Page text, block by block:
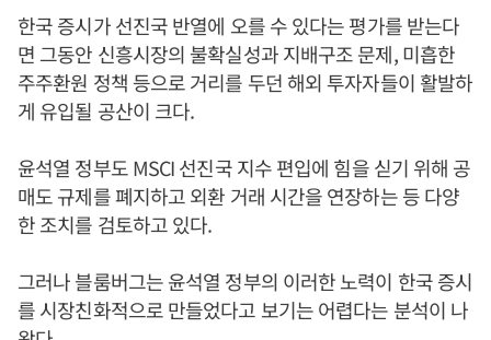
한국 증시가 선진국 반열에 오를 수 있다는 평가를 받는다
면 그동안 신흥시장의 불확실성과 지배구조 문제, 미흡한
주주환원 정책 등으로 거리를 두던 해외 투자자들이 활발하
게 유입될 공산이 크다.
윤석열 정부도 MSCI 선진국 지수 편입에 힘을 싣기 위해 공
매도 규제를 폐지하고 외환 거래 시간을 연장하는 등 다양
한 조치를 검토하고 있다.
그러나 블룸버그는 윤석열 정부의 이러한 노력이 한국 증시
를 시장친화적으로 만들었다고 보기는 어렵다는 분석이 나